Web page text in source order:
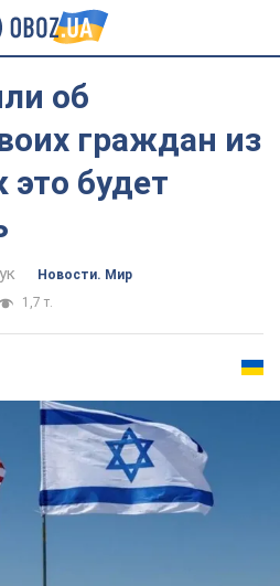
об
граждан из
это будет
Новости. Мир
1,7 т.